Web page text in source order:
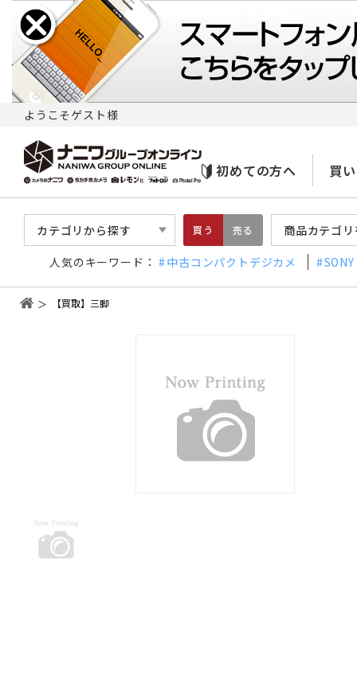
ようこそゲスト様
初めての方へ 買
カテゴリから探す 買う 売る 商品カテゴ
人気のキーワード： 中古コンパクトデジカメ
【買取】三脚